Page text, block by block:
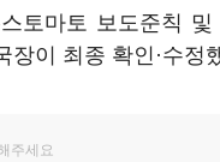
토마토 보도준칙
장이 최종 확인·수정